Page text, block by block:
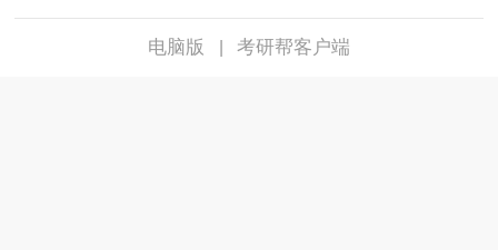
电脑版 考研帮客户端